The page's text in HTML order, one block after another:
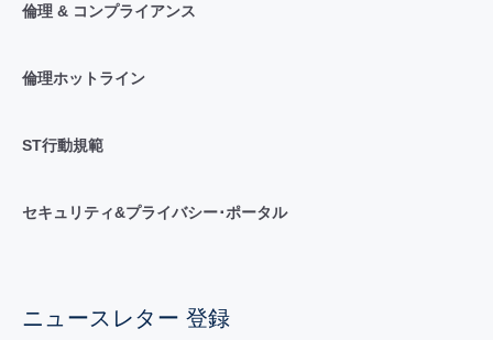
倫理 & コンプライアンス
倫理ホットライン
ST行動規範
セキュリティ&プライバシー･ポータル
ニュースレター 登録